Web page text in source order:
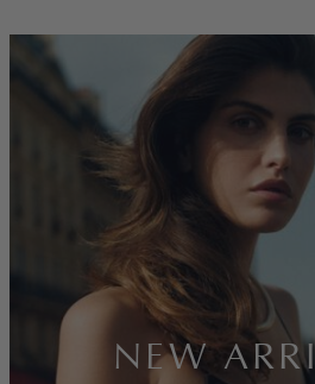
banner:new-
arrivals
NEW